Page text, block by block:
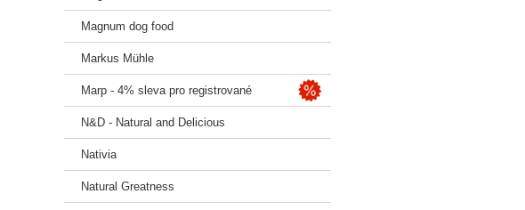
Magnum dog food
Markus Mühle
Marp - 4% sleva pro registrované
N&D - Natural and Delicious
Nativia
Natural Greatness